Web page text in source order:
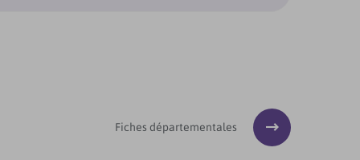
Fiches départementales